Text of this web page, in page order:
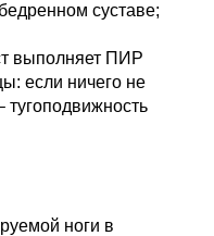
суставе;
выполняет ПИР
если ничего не
тугоподвижность
ноги в